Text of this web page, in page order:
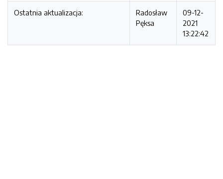
Ostatnia aktualizacja:
Radosław
Pęksa
09-12-
2021
13:22:42